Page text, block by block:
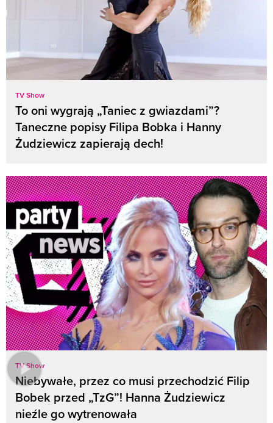
TV Show
To oni wygrają „Taniec z gwiazdami”?
Taneczne popisy Filipa Bobka i Hanny
Żudziewicz zapierają dech!
TV Show
Niebywałe, przez co musi przechodzić Filip
Bobek przed „TzG”! Hanna Żudziewicz
nieźle go wytrenowała